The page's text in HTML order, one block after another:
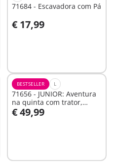
71684 - Escavadora com Pá
€ 17,99
Ao carrinho
BESTSELLER L
71656 - JUNIOR: Aventura
na quinta com trator,
reboque e amigos animais
€ 49,99
Ao carrinho